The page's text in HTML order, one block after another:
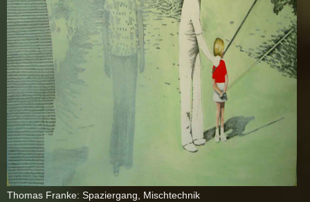
Tho­mas Fran­ke: Spa­zier­gang, Misch­tech­nik